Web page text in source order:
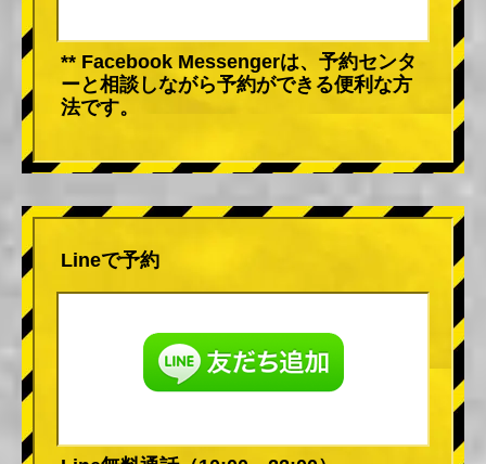
** Facebook Messengerは、予約センタ
ーと相談しながら予約ができる便利な方
法です。
Lineで予約